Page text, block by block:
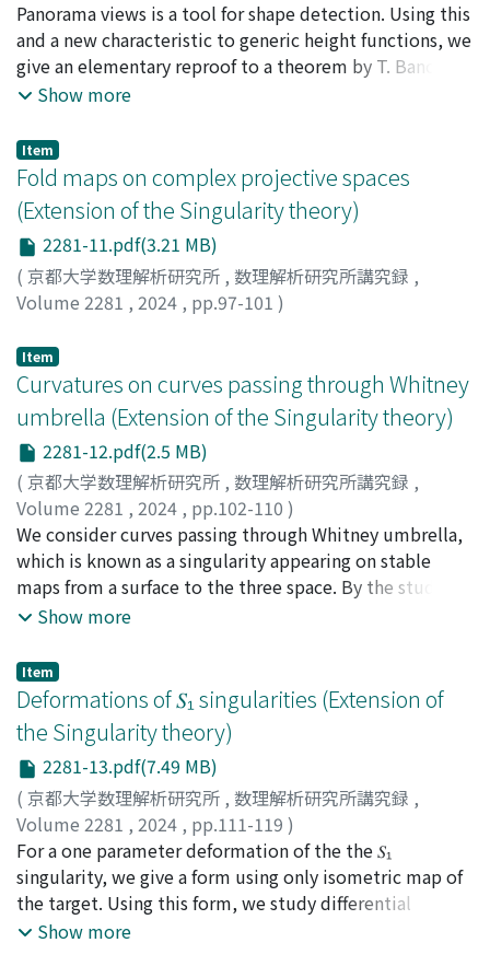
Kobayashi, Mahito ;Sano, Takashi;Yamamoto, Minoru;
小林, 真人;佐野, 貴志;山本, 稔
Panorama views is a tool for shape detection. Using this
and a new characteristic to generic height functions, we
give an elementary reproof to a theorem by T. Banchoff
on the shape of polygons, which is a PL-version of the
Show more
Item
Fold maps on complex projective spaces
(Extension of the Singularity theory)
2281-11.pdf(3.21 MB)
( 京都大学数理解析研究所 , 数理解析研究所講究録 ,
Volume 2281 , 2024 , pp.97-101 )
Item
Curvatures on curves passing through Whitney
umbrella (Extension of the Singularity theory)
2281-12.pdf(2.5 MB)
( 京都大学数理解析研究所 , 数理解析研究所講究録 ,
Volume 2281 , 2024 , pp.102-110 )
Hayashi, Hiroyuki;林, 弘幸
We consider curves passing through Whitney umbrella,
which is known as a singularity appearing on stable
maps from a surface to the three space. By the study of
curvature of such curves, we obtain relations between
Whitney umbrella.
Show more
Item
Deformations of 𝑆₁ singularities (Extension of
the Singularity theory)
2281-13.pdf(7.49 MB)
( 京都大学数理解析研究所 , 数理解析研究所講究録 ,
Volume 2281 , 2024 , pp.111-119 )
Shimada, Runa;島田, 瑠奈
For a one parameter deformation of the the 𝑆₁
singularity, we give a form using only isometric map of
the target. Using this form, we study differential
geometric properties of 𝑆₁ singularities and the Whitney
Show more